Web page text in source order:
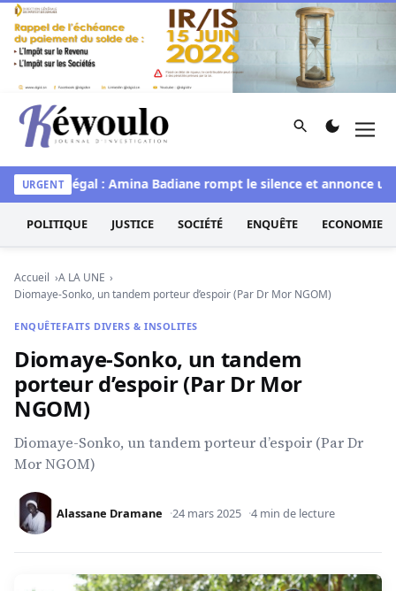
Aller au contenu
Kéwoulo, le premier site d'information et d'investigation
Rechercher
URGENT
Sénégal : Amina Badiane rompt le silence et annonce une
POLITIQUE JUSTICE SOCIÉTÉ ENQUÊTE ECONOMIE
Accueil
A LA UNE
Diomaye-Sonko, un tandem porteur d’espoir (Par Dr Mor NGOM)
ENQUÊTEFAITS DIVERS & INSOLITES
Diomaye-Sonko, un tandem
porteur d’espoir (Par Dr Mor
NGOM)
Diomaye-Sonko, un tandem porteur d’espoir (Par Dr
Mor NGOM)
Alassane Dramane 24 mars 2025 4 min de lecture